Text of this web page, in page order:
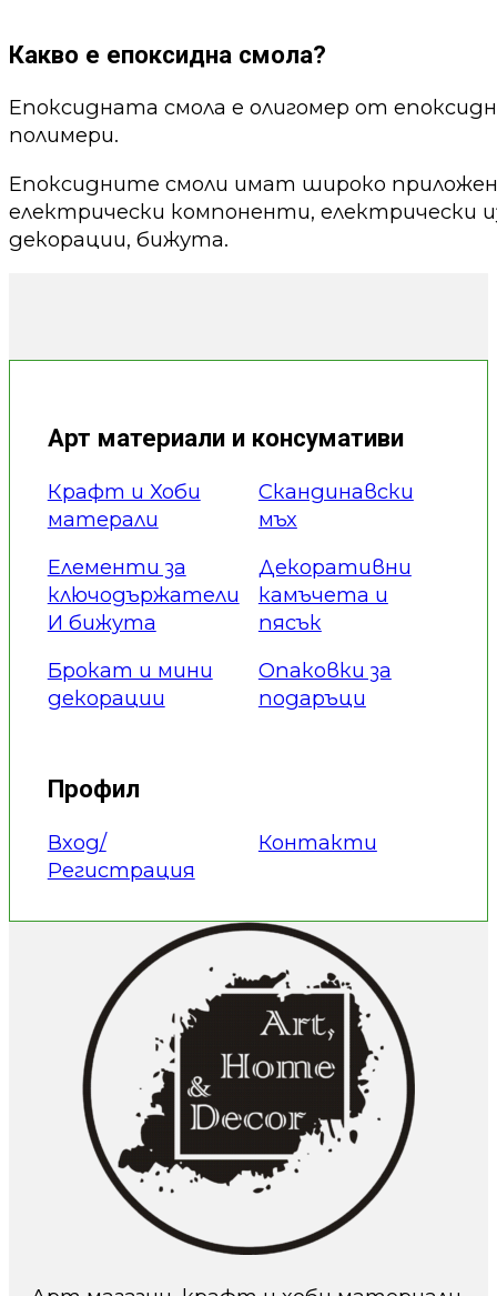
Какво е епоксидна смола?
Епоксидната смола е олигомер от
полимери.
Епоксидните смоли имат широко
електрически компоненти, електрически
декорации, бижута.
Арт материали и консумативи
Крафт и Хоби
матерали
Елементи за
ключодържатели
И бижута
Брокат и мини
декорации
Скандинавски
мъх
Декоративни
камъчета и
пясък
Опаковки за
подаръци
Профил
Вход/
Регистрация
Контакти